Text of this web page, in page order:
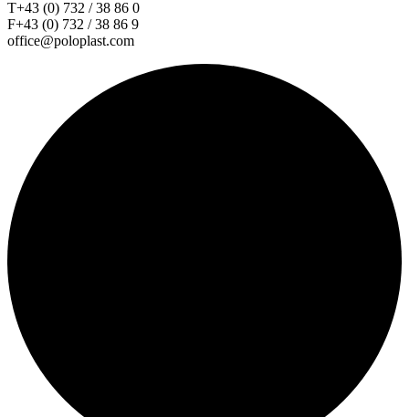
T+43 (0) 732 / 38 86 0
F+43 (0) 732 / 38 86 9
office@poloplast.com